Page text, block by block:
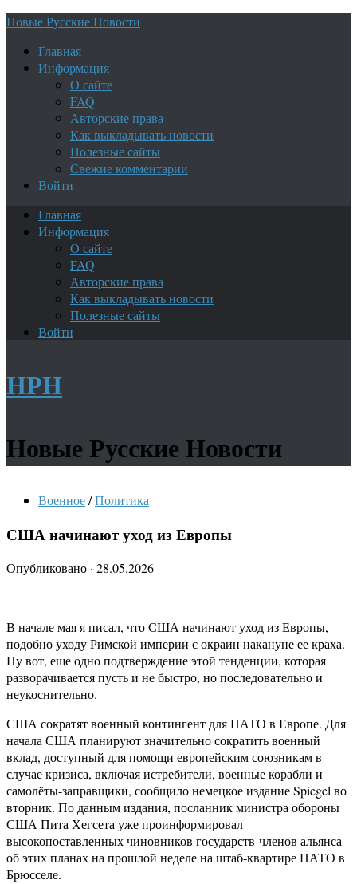
Новые Русские Новости
Главная
Информация
О сайте
FAQ
Авторские права
Как выкладывать новости
Полезные сайты
Свежие комментарии
Войти
Главная
Информация
О сайте
FAQ
Авторские права
Как выкладывать новости
Полезные сайты
Войти
НРН
Новые Русские Новости
Военное/Политика
США начинают уход из Европы
Опубликовано · 28.05.2026
В начале мая я писал, что США начинают уход из Европы,
подобно уходу Римской империи с окраин накануне ее краха.
Ну вот, еще одно подтверждение этой тенденции, которая
разворачивается пусть и не быстро, но последовательно и
неукоснительно.
США сократят военный контингент для НАТО в Европе. Для
начала США планируют значительно сократить военный
вклад, доступный для помощи европейским союзникам в
случае кризиса, включая истребители, военные корабли и
самолёты-заправщики, сообщило немецкое издание Spiegel во
вторник. По данным издания, посланник министра обороны
США Пита Хегсета уже проинформировал
высокопоставленных чиновников государств-членов альянса
об этих планах на прошлой неделе на штаб-квартире НАТО в
Брюсселе.